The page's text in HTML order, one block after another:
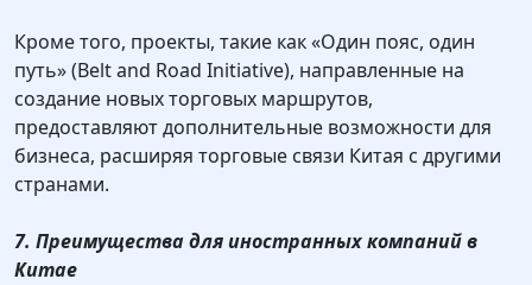
Кроме того, проекты, такие как «Один пояс, один
путь» (Belt and Road Initiative), направленные на
создание новых торговых маршрутов,
предоставляют дополнительные возможности для
бизнеса, расширяя торговые связи Китая с другими
странами.
7. Преимущества для иностранных компаний в
Китае